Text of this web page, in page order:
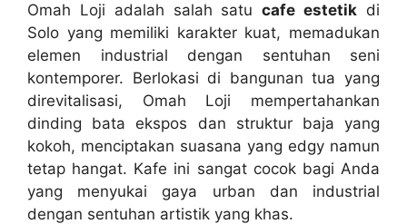
Omah Loji adalah salah satucafe estetik di
Solo yang memiliki karakter kuat, memadukan
elemen industrial dengan sentuhan seni
kontemporer. Berlokasi di bangunan tua yang
direvitalisasi, Omah Loji mempertahankan
dinding bata ekspos dan struktur baja yang
kokoh, menciptakan suasana yang edgy namun
tetap hangat. Kafe ini sangat cocok bagi Anda
yang menyukai gaya urban dan industrial
dengan sentuhan artistik yang khas.